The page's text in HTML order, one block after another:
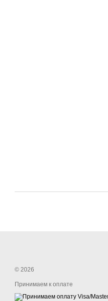
© 2026
Принимаем к оплате